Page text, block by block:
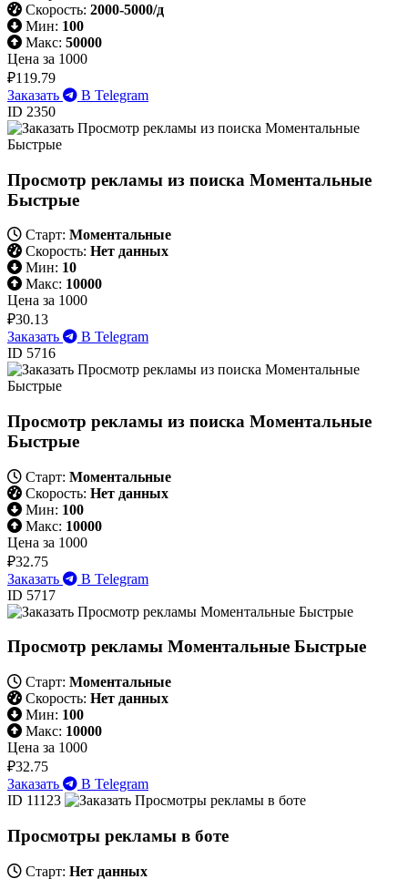
Скорость: 2000-5000/д
Мин: 100
Макс: 50000
Цена за 1000
₽119.79
Заказать
В Telegram
ID 2350
Просмотр рекламы из поиска Моментальные
Быстрые
Старт: Моментальные
Скорость: Нет данных
Мин: 10
Макс: 10000
Цена за 1000
₽30.13
Заказать
В Telegram
ID 5716
Просмотр рекламы из поиска Моментальные
Быстрые
Старт: Моментальные
Скорость: Нет данных
Мин: 100
Макс: 10000
Цена за 1000
₽32.75
Заказать
В Telegram
ID 5717
Просмотр рекламы Моментальные Быстрые
Старт: Моментальные
Скорость: Нет данных
Мин: 100
Макс: 10000
Цена за 1000
₽32.75
Заказать
В Telegram
ID 11123
Просмотры рекламы в боте
Старт: Нет данных